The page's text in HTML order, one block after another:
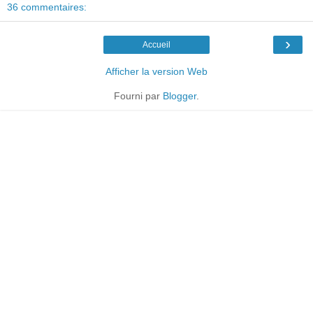
36 commentaires:
›
Accueil
Afficher la version Web
Fourni par Blogger.